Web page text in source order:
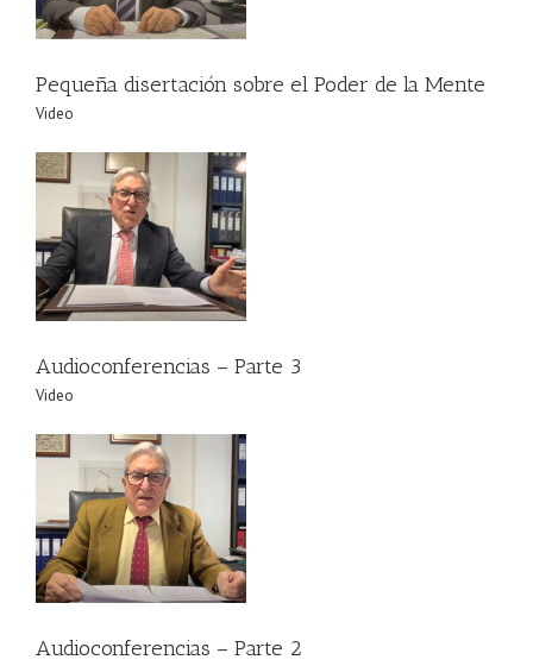
Pequeña disertación sobre el Poder de la Mente
Video
Audioconferencias – Parte 3
Video
Audioconferencias – Parte 2